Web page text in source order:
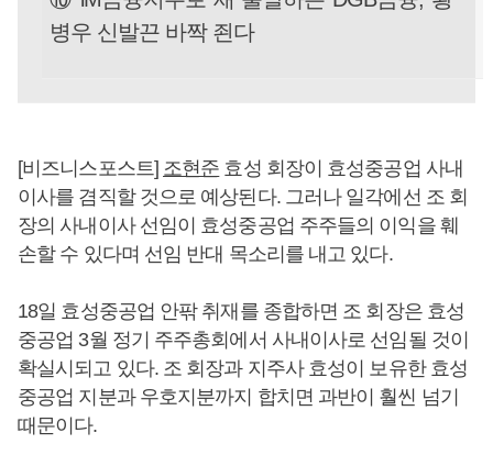
병우 신발끈 바짝 죈다
[비즈니스포스트] 조현준 효성 회장이 효성중공업 사내
이사를 겸직할 것으로 예상된다. 그러나 일각에선 조 회
장의 사내이사 선임이 효성중공업 주주들의 이익을 훼
손할 수 있다며 선임 반대 목소리를 내고 있다.
18일 효성중공업 안팎 취재를 종합하면 조 회장은 효성
중공업 3월 정기 주주총회에서 사내이사로 선임될 것이
확실시되고 있다. 조 회장과 지주사 효성이 보유한 효성
중공업 지분과 우호지분까지 합치면 과반이 훨씬 넘기
때문이다.